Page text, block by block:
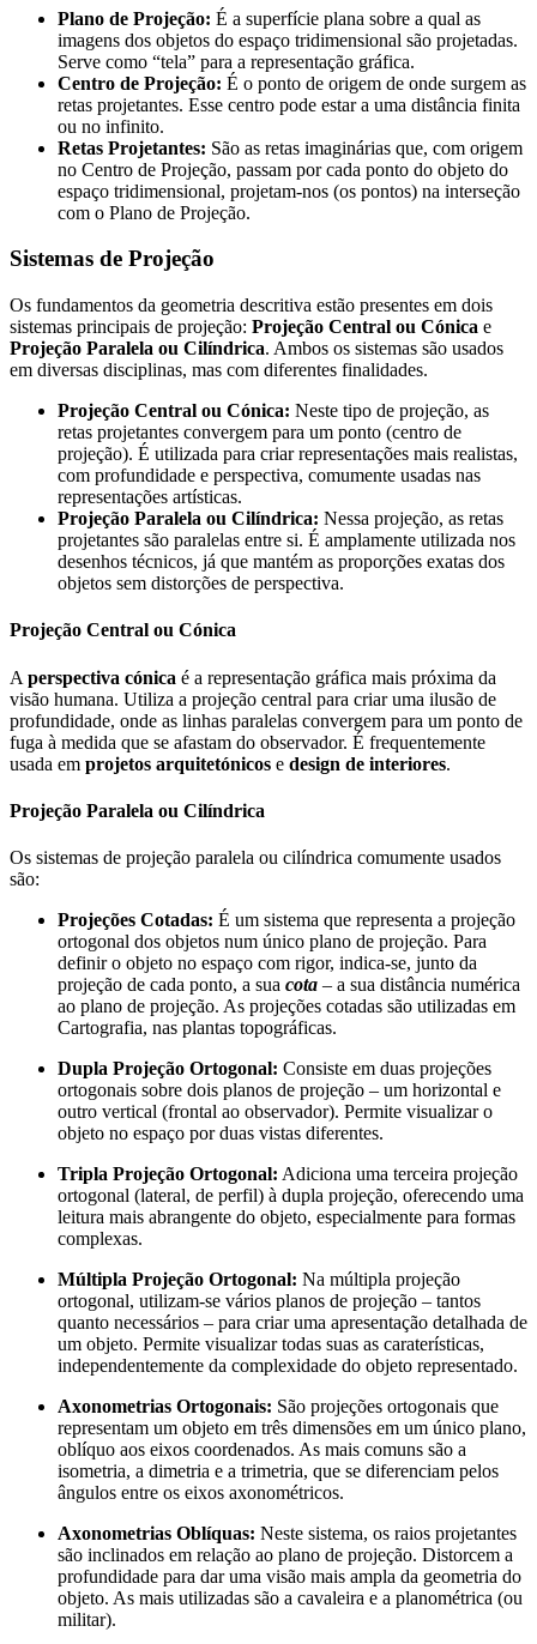
Plano de Projeção: É a superfície plana sobre a qual as
imagens dos objetos do espaço tridimensional são projetadas.
Serve como “tela” para a representação gráfica.
Centro de Projeção: É o ponto de origem de onde surgem as
retas projetantes. Esse centro pode estar a uma distância finita
ou no infinito.
Retas Projetantes: São as retas imaginárias que, com origem
no Centro de Projeção, passam por cada ponto do objeto do
espaço tridimensional, projetam-nos (os pontos) na interseção
com o Plano de Projeção.
Sistemas de Projeção
Os fundamentos da geometria descritiva estão presentes em dois
sistemas principais de projeção: Projeção Central ou Cónica e
Projeção Paralela ou Cilíndrica. Ambos os sistemas são usados
em diversas disciplinas, mas com diferentes finalidades.
Projeção Central ou Cónica: Neste tipo de projeção, as
retas projetantes convergem para um ponto (centro de
projeção). É utilizada para criar representações mais realistas,
com profundidade e perspectiva, comumente usadas nas
representações artísticas.
Projeção Paralela ou Cilíndrica: Nessa projeção, as retas
projetantes são paralelas entre si. É amplamente utilizada nos
desenhos técnicos, já que mantém as proporções exatas dos
objetos sem distorções de perspectiva.
Projeção Central ou Cónica
A perspectiva cónica é a representação gráfica mais próxima da
visão humana. Utiliza a projeção central para criar uma ilusão de
profundidade, onde as linhas paralelas convergem para um ponto de
fuga à medida que se afastam do observador. É frequentemente
usada em projetos arquitetónicos e design de interiores.
Projeção Paralela ou Cilíndrica
Os sistemas de projeção paralela ou cilíndrica comumente usados
são:
Projeções Cotadas: É um sistema que representa a projeção
ortogonal dos objetos num único plano de projeção. Para
definir o objeto no espaço com rigor, indica-se, junto da
projeção de cada ponto, a sua cota – a sua distância numérica
ao plano de projeção. As projeções cotadas são utilizadas em
Cartografia, nas plantas topográficas.
Dupla Projeção Ortogonal: Consiste em duas projeções
ortogonais sobre dois planos de projeção – um horizontal e
outro vertical (frontal ao observador). Permite visualizar o
objeto no espaço por duas vistas diferentes.
Tripla Projeção Ortogonal: Adiciona uma terceira projeção
ortogonal (lateral, de perfil) à dupla projeção, oferecendo uma
leitura mais abrangente do objeto, especialmente para formas
complexas.
Múltipla Projeção Ortogonal: Na múltipla projeção
ortogonal, utilizam-se vários planos de projeção – tantos
quanto necessários – para criar uma apresentação detalhada de
um objeto. Permite visualizar todas suas as caraterísticas,
independentemente da complexidade do objeto representado.
Axonometrias Ortogonais: São projeções ortogonais que
representam um objeto em três dimensões em um único plano,
oblíquo aos eixos coordenados. As mais comuns são a
isometria, a dimetria e a trimetria, que se diferenciam pelos
ângulos entre os eixos axonométricos.
Axonometrias Oblíquas: Neste sistema, os raios projetantes
são inclinados em relação ao plano de projeção. Distorcem a
profundidade para dar uma visão mais ampla da geometria do
objeto. As mais utilizadas são a cavaleira e a planométrica (ou
militar).